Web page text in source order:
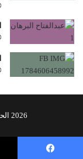
2026 الحقوق محفوظة لـ صحيفة النيل الالكترونية